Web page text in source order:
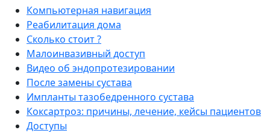
Компьютерная навигация
Реабилитация дома
Сколько стоит ?
Малоинвазивный доступ
Видео об эндопротезировании
После замены сустава
Импланты тазобедренного сустава
Коксартроз: причины, лечение, кейсы пациентов
Доступы